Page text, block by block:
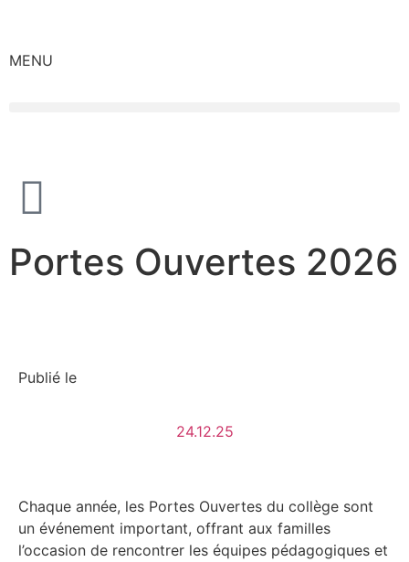
MENU
Portes Ouvertes 2026
Publié le
24.12.25
Chaque année, les Portes Ouvertes du collège sont
un événement important, offrant aux familles
l’occasion de rencontrer les équipes pédagogiques et